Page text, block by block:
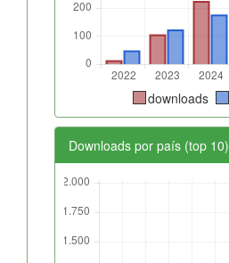
downloads
Downloads por país (top 10)